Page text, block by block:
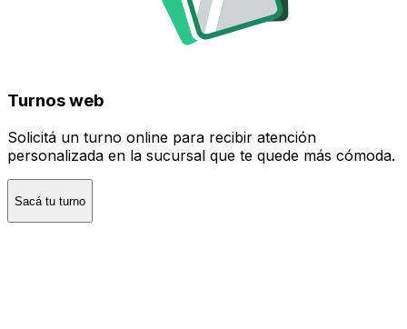
Turnos web
Solicitá un turno online para recibir atención
personalizada en la sucursal que te quede más cómoda.
Sacá tu turno